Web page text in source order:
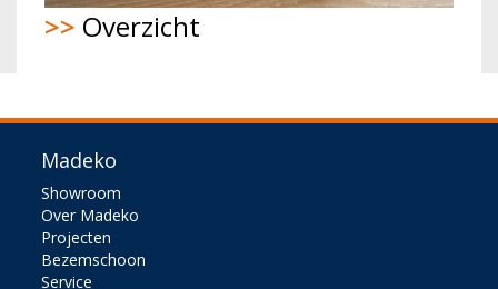
>> Overzicht
Madeko
Showroom
Over Madeko
Projecten
Bezemschoon
Service